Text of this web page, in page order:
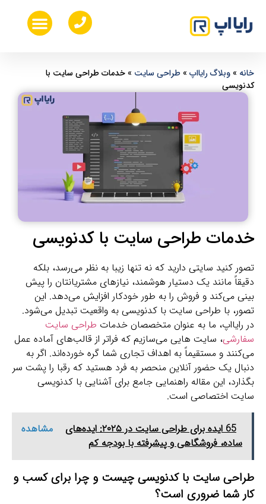
خانه »وبلاگ رایااپ » طراحی سایت »خدمات طراحی سایت با
کدنویسی
خدمات طراحی سایت با کدنویسی
تصور کنید سایتی دارید که نه تنها زیبا به نظر می‌رسد، بلکه
دقیقاً مانند یک دستیار هوشمند، نیازهای مشتریانتان را پیش‌
بینی می‌کند و فروش را به طور خودکار افزایش می‌دهد. این
تصور، با طراحی سایت با کدنویسی به واقعیت تبدیل می‌شود.
در رایااپ، ما به عنوان متخصصان خدمات طراحی سایت
سفارشی، سایت‌ هایی می‌سازیم که فراتر از قالب‌های آماده عمل
می‌کنند و مستقیماً به اهداف تجاری شما گره خورده‌اند. اگر به
دنبال یک حضور آنلاین منحصر به‌ فرد هستید که رقبا را پشت سر
بگذارد، این مقاله راهنمایی جامع برای آشنایی با کدنویسی
سایت اختصاصی است.
مشاهده
65 ایده برای طراحی سایت در ۲۰۲۵: ایده‌های
ساده، فروشگاهی و پیشرفته با بودجه کم
طراحی سایت با کدنویسی چیست و چرا برای کسب‌ و
کار شما ضروری است؟